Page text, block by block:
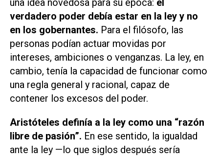
una idea novedosa para su época: el
verdadero poder debía estar en la ley y no
en los gobernantes. Para el filósofo, las
personas podían actuar movidas por
intereses, ambiciones o venganzas. La ley, en
cambio, tenía la capacidad de funcionar como
una regla general y racional, capaz de
contener los excesos del poder.
Aristóteles definía a la ley como una “razón
libre de pasión”. En ese sentido, la igualdad
ante la ley —lo que siglos después sería